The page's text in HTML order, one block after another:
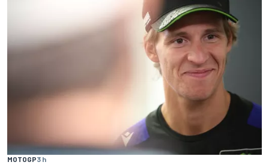
MOTOGP3 h